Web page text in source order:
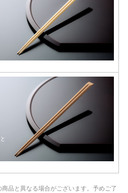
品と異なる場合がございます。予めご了